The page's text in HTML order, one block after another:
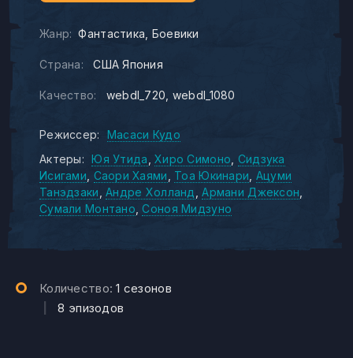
Жанр: Фантастика Боевики
Страна: США Япония
Качество: webdl_720 webdl_1080
Режиссер:
Масаси Кудо
Актеры:
Юя Утида Хиро Симоно Сидзука
Исигами Саори Хаями Тоа Юкинари Ацуми
Танэдзаки Андре Холланд
Армани Джексон
Сумали Монтано Соноя Мидзуно
Количество:1 сезонов
|8 эпизодов